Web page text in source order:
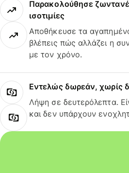
Παρακολούθησε
ισοτιμίες
Αποθήκευσε τα
βλέπεις πώς αλλάζει η
με τον χρόνο.
Εντελώς δωρεάν, χωρίς
Λήψη σε δευτερόλεπτα.
και δεν υπάρχουν